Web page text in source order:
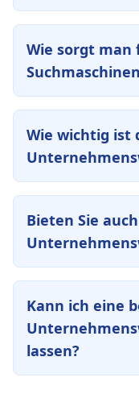
Wie sorgt
Wie wichtig ist
Bieten Sie
Kann ich eine
lassen?